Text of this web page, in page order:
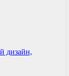
дизайн,